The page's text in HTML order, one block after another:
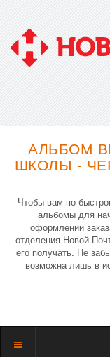
АЛЬБОМ
ШКОЛЫ -
Чтобы вам по-
альбомы для
оформлении
отделения Новой
его получать. Не
возможна лишь в
Показать